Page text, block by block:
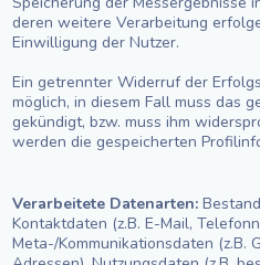
deren weitere Verarbeitung
Einwilligung der Nutzer.
Ein getrennter Widerruf der
möglich, in diesem Fall muss das
gekündigt, bzw. muss ihm
werden die gespeicherten
Verarbeitete Datenarten:
Kontaktdaten (z.B. E-Mail,
Meta-/Kommunikationsdaten (z.B.